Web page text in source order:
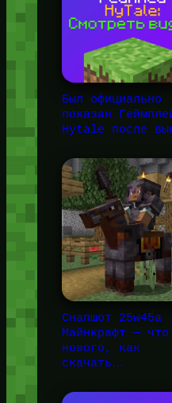
Был официально
показан
Hytale после
Снапшот 25w45a
Майнкрафт — что
нового, как
скачать…